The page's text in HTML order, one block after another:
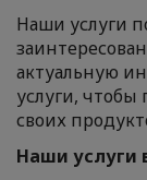
Наши услуги
актуальную
услуги,
своих
Наши услуги